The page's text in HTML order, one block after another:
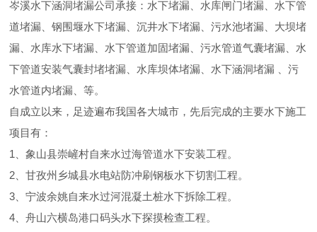
岑溪水下涵洞堵漏公司承接：水下堵漏、水库闸门堵漏、水下管
道堵漏、钢围堰水下堵漏、沉井水下堵漏、污水池堵漏、大坝堵
漏、水库水下堵漏、水下管道加固堵漏、污水管道气囊堵漏、水
下管道安装气囊封堵堵漏、水库坝体堵漏、水下涵洞堵漏 、污
水管道内堵漏、等。
自成立以来，足迹遍布我国各大城市，先后完成的主要水下施工
项目有：
1、象山县崇嵼村自来水过海管道水下安装工程。
2、甘孜州乡城县水电站防冲刷钢板水下切割工程。
3、宁波余姚自来水过河混凝土桩水下拆除工程。
4、舟山六横岛港口码头水下探摸检查工程。